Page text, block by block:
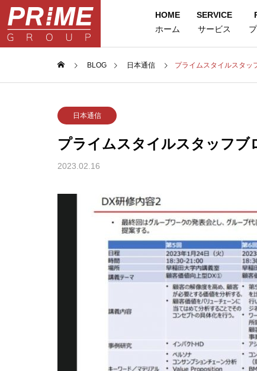
HOME
ホーム
SERVICE
サービス
BLOG 日本通信 プライムスタイルスタッ
日本通信
プライムスタイルスタッフブ
2023.02.16